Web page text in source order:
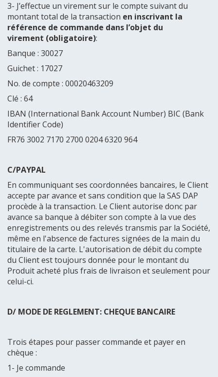
3- J’effectue un virement sur le compte suivant du
montant total de la transaction en inscrivant la
référence de commande dans l’objet du
virement (obligatoire):
Banque : 30027
Guichet : 17027
No. de compte : 00020463209
Clé : 64
IBAN (International Bank Account Number) BIC (Bank
Identifier Code)
FR76 3002 7170 2700 0204 6320 964
C/PAYPAL
En communiquant ses coordonnées bancaires, le Client
accepte par avance et sans condition que la SAS DAP
procède à la transaction. Le Client autorise donc par
avance sa banque à débiter son compte à la vue des
enregistrements ou des relevés transmis par la Société,
même en l'absence de factures signées de la main du
titulaire de la carte. L'autorisation de débit du compte
du Client est toujours donnée pour le montant du
Produit acheté plus frais de livraison et seulement pour
celui-ci.
D/ MODE DE REGLEMENT: CHEQUE BANCAIRE
Trois étapes pour passer commande et payer en
chèque :
1- Je commande